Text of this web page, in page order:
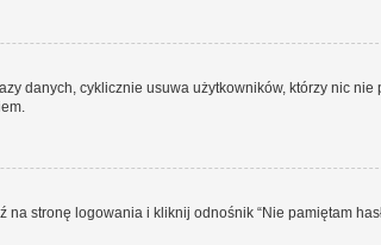
danych, cyklicznie usuwa użytkowników, którzy nic nie
stronę logowania i kliknij odnośnik “Nie pamiętam